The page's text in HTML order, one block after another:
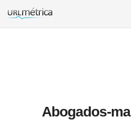
Abogados-